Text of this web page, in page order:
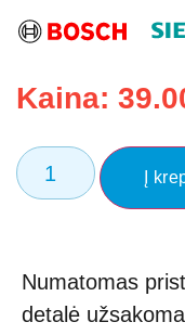
Kaina:
Į
Numatomas
detalė